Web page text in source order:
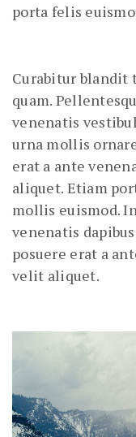
porta felis
Curabitur blandit
quam.
venenatis
urna mollis
erat a ante
aliquet. Etiam
mollis euismod.
venenatis
posuere erat a
velit aliquet.